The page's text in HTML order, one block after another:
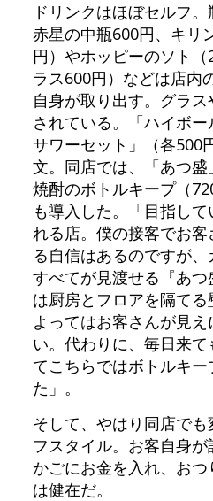
ドリンクはほぼセルフ
赤星の中瓶600円、キリ
円）やホッピーのソト
ラス600円）などは店内
自身が取り出す。グラ
されている。「ハイボ
サワーセット」（各500
文。同店では、「あつ
焼酎のボトルキープ（
も導入した。「目指し
れる店。僕の接客でお
る自信はあるのですが
すべてが見渡せる『あ
は厨房とフロアを隔て
よってはお客さんが見
い。代わりに、毎日来
てこちらではボトルキ
た」。
そして、やはり同店で
フスタイル。お客自身
かごにお金を入れ、お
は健在だ。